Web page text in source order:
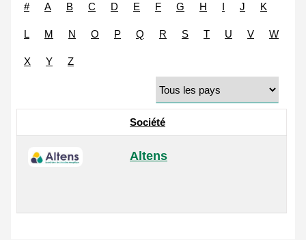
# A B C D E F G H I J K
L M N O P Q R S T U V W
X Y Z
Société
Altens